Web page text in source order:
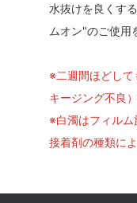
水抜けを良くす
ムオン"のご使用
※二週間ほどして
キージング不良
※白濁はフィルム
接着剤の種類によ